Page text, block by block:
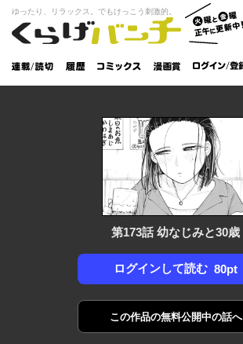
くらげバンチ
火曜と
金曜正
午に更
新中！
ゆったり、リラックス。でもけっこう刺激的。
連載/読
切
履
歴
コミック
漫画
賞
ログイン /
登録
第173話 幼なじみと30歳
ログインして読む 80pt
この作品の無料公開中の話へ